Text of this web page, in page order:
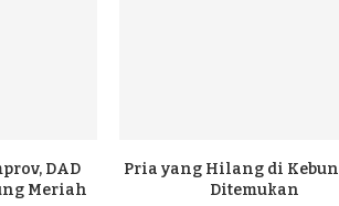
DAD
Meriah
Pria yang Hilang di
Ditemukan